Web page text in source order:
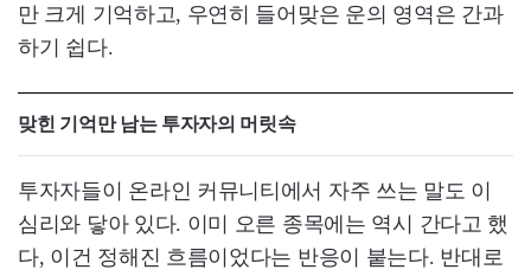
만 크게 기억하고, 우연히 들어맞은 운의 영역은 간과
하기 쉽다.
맞힌 기억만 남는 투자자의 머릿속
투자자들이 온라인 커뮤니티에서 자주 쓰는 말도 이
심리와 닿아 있다. 이미 오른 종목에는 역시 간다고 했
다, 이건 정해진 흐름이었다는 반응이 붙는다. 반대로